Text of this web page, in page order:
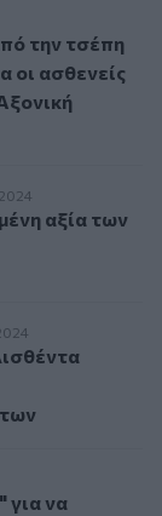
τσέπη τους
την τσέπη
οι ασθενείς
αξία των
αξία των
να
για να